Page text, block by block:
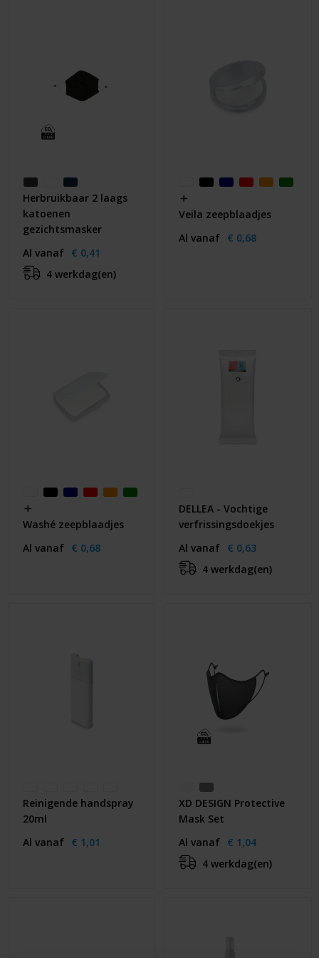
Auto & Veiligheid
Gezondheid & Verzorging
Cadeaubonnen
Herbruikbaar 2 laags
katoenen
gezichtsmasker
Al vanaf € 0,41
4 werkdag(en)
Veila zeepblaadjes
Al vanaf € 0,68
Washé zeepblaadjes
Al vanaf € 0,68
DELLEA - Vochtige
verfrissingsdoekjes
Al vanaf € 0,63
4 werkdag(en)
Reinigende handspray
20ml
Al vanaf € 1,01
XD DESIGN Protective
Mask Set
Al vanaf € 1,04
4 werkdag(en)